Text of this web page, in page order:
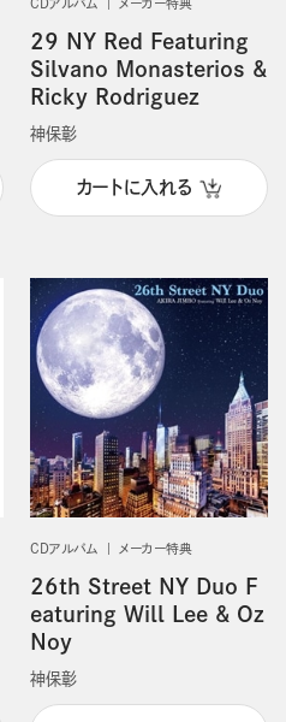
CDアルバム メーカー特典
29 NY Red Featuring
Silvano Monasterios &
Ricky Rodriguez
神保彰
カートに入れる
CDアルバム メーカー特典
26th Street NY Duo F
eaturing Will Lee & Oz
Noy
神保彰